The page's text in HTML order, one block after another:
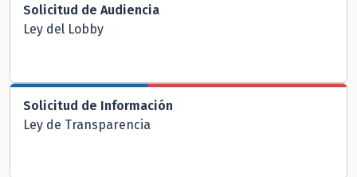
Solicitud de Audiencia
Ley del Lobby
Solicitud de Información
Ley de Transparencia